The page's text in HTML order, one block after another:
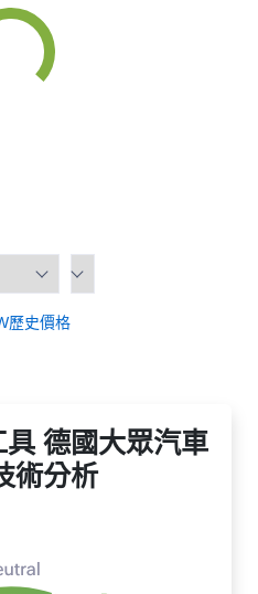
歷史價格
德國大眾汽車
術分析